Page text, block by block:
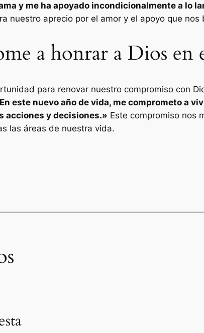
y me ha apoyado incondicionalmente a lo
nuestro aprecio por el amor y el apoyo que nos
a honrar a Dios en
para renovar nuestro compromiso con
En este nuevo año de vida, me comprometo a
acciones y decisiones.» Este compromiso nos
las áreas de nuestra vida.